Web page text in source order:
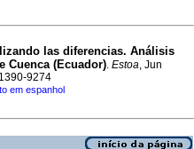
las diferencias. Análisis
Cuenca (Ecuador). Estoa, Jun
9274
em espanhol